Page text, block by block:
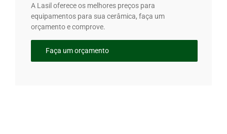
A Lasil oferece os melhores preços para
equipamentos para sua cerâmica, faça um
orçamento e comprove.
Faça um orçamento